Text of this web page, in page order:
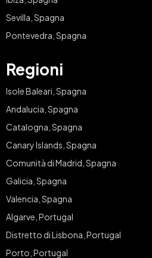
Sevilla, Spagna
Pontevedra, Spagna
Regioni
Isole Baleari, Spagna
Andalucia, Spagna
Catalogna, Spagna
Canary Islands, Spagna
Comunità di Madrid, Spagna
Galicia, Spagna
Valencia, Spagna
Algarve, Portugal
Distretto di Lisbona, Portugal
Porto, Portugal